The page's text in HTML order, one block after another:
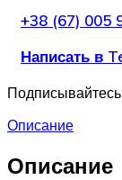
+38 (67) 005
Написать в
Описание
Описание